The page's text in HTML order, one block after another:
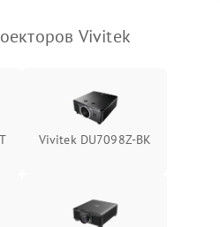
Vivitek
Vivitek DU7098Z-BK